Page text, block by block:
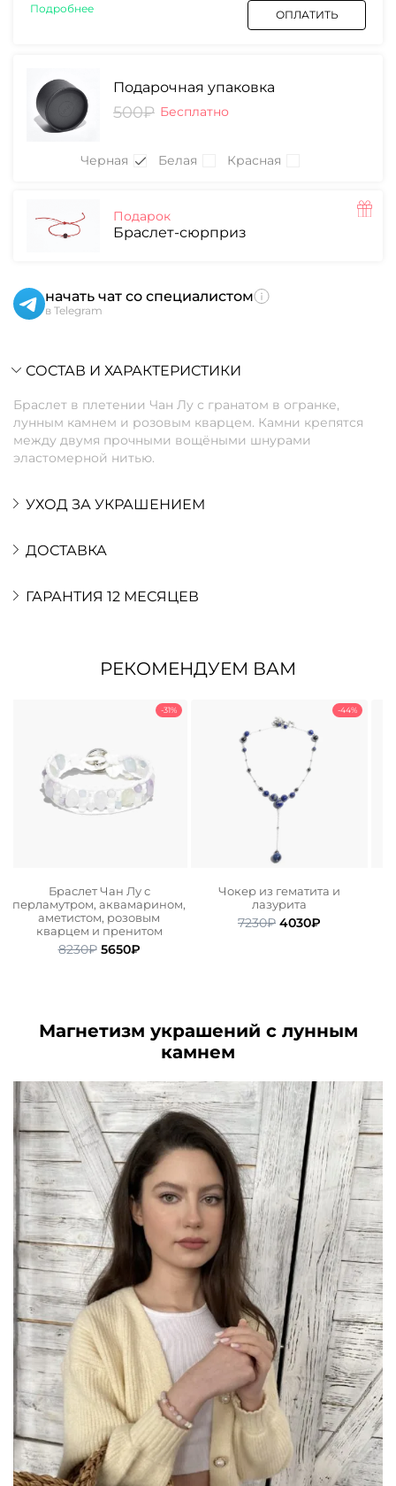
Подробнее ОПЛАТИТЬ
Подарочная упаковка
500₽ Бесплатно
Черная Белая Красная
Подарок
Браслет-сюрприз
начать чат со специалистом
в Telegram
СОСТАВ И ХАРАКТЕРИСТИКИ
Браслет в плетении Чан Лу с гранатом в огранке,
лунным камнем и розовым кварцем. Камни крепятся
между двумя прочными вощёными шнурами
эластомерной нитью.
УХОД ЗА УКРАШЕНИЕМ
ДОСТАВКА
ГАРАНТИЯ 12 МЕСЯЦЕВ
РЕКОМЕНДУЕМ ВАМ
-31%
Браслет Чан Лу с
перламутром, аквамарином,
аметистом, розовым
кварцем и пренитом
8230₽ Первоначальная
5650₽Текущая
-44%
Чокер из гематита и
лазурита
7230₽ Первоначальная
4030₽
Магнетизм украшений с лунным
камнем